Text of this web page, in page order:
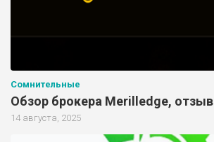
Сомнительные
Обзор брокера Merilledge,
14 августа, 2025